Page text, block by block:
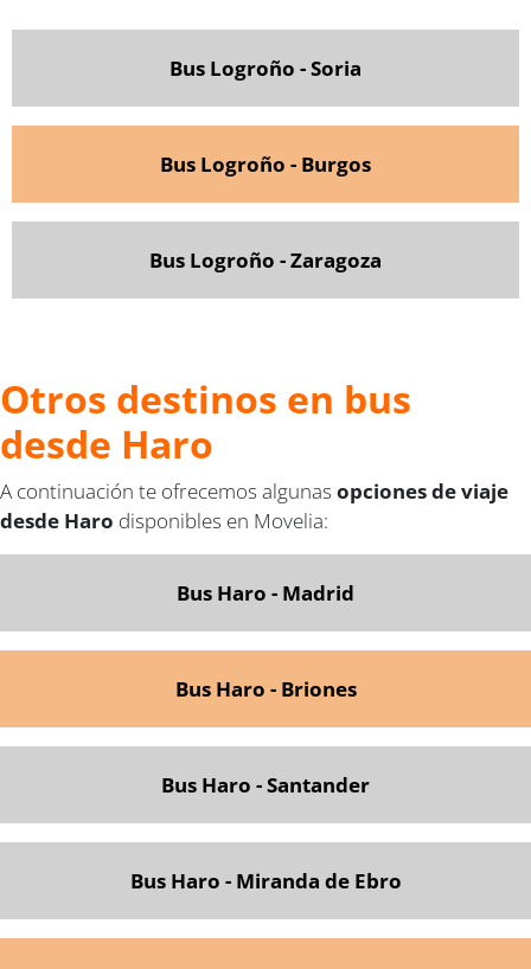
Bus Logroño - Soria
Bus Logroño - Burgos
Bus Logroño - Zaragoza
Otros destinos en bus
desde Haro
A continuación te ofrecemos algunas opciones de viaje
desde Haro disponibles en Movelia:
Bus Haro - Madrid
Bus Haro - Briones
Bus Haro - Santander
Bus Haro - Miranda de Ebro